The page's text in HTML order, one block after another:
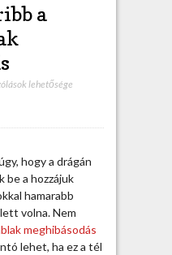
a
lehetősége
hogy a drágán
a hozzájuk
hamarabb
volna. Nem
meghibásodás
lehet, ha ez a tél